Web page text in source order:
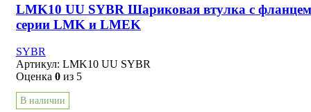
LMK10 UU SYBR Шариковая втулка с фланцем
серии LMK и LMEK
SYBR
Артикул: LMK10 UU SYBR
Оценка 0 из 5
В наличии